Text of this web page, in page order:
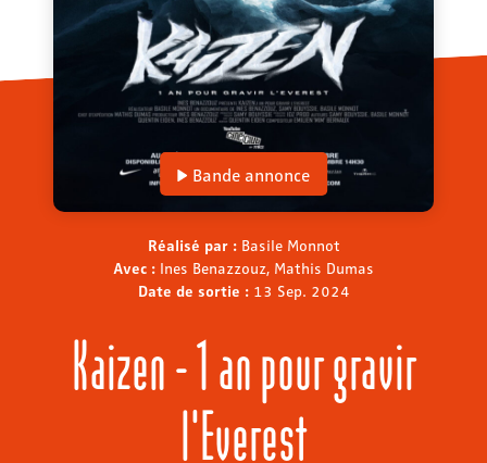
Bande annonce
Réalisé par : Basile Monnot
Avec : Ines Benazzouz, Mathis Dumas
Date de sortie : 13 Sep. 2024
Kaizen - 1 an pour gravir
l'Everest